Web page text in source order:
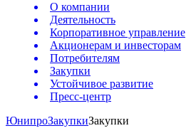
О компании
Деятельность
Корпоративное управление
Акционерам и инвесторам
Потребителям
Закупки
Устойчивое развитие
Пресс-центр
ЮнипроЗакупкиЗакупки